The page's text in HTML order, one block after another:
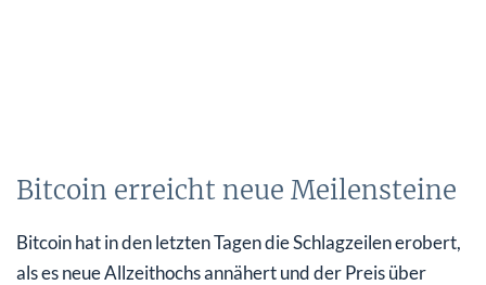
Bitcoin erreicht neue Meilensteine
Bitcoin hat in den letzten Tagen die Schlagzeilen erobert,
als es neue Allzeithochs annähert und der Preis über